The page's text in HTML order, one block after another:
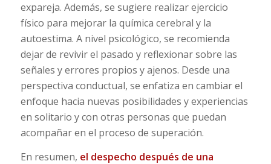
expareja. Además, se sugiere realizar ejercicio
físico para mejorar la química cerebral y la
autoestima. A nivel psicológico, se recomienda
dejar de revivir el pasado y reflexionar sobre las
señales y errores propios y ajenos. Desde una
perspectiva conductual, se enfatiza en cambiar el
enfoque hacia nuevas posibilidades y experiencias
en solitario y con otras personas que puedan
acompañar en el proceso de superación.
En resumen, el despecho después de una